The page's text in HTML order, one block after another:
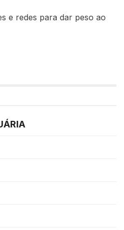
e redes para dar peso ao